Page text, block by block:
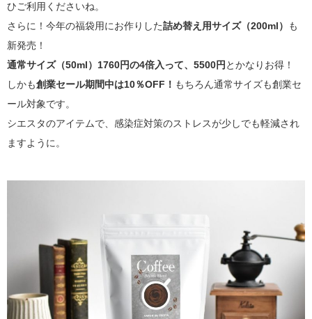
ひご利用くださいね。
さらに！今年の福袋用にお作りした詰め替え用サイズ（200ml）
も
新発売！
通常サイズ（50ml）1760円の4倍入って、5500円 とかなりお得！
しかも創業セール期間中は10％OFF！ もちろん通常サイズも創業セ
ール対象です。
シエスタのアイテムで、感染症対策のストレスが少しでも軽減され
ますように。